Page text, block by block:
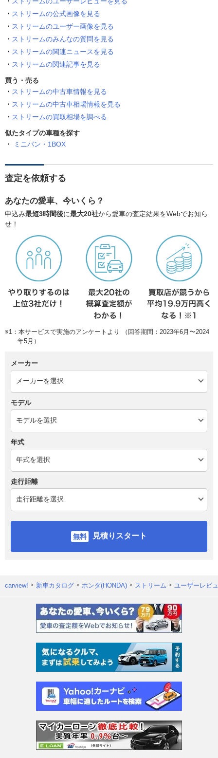
ストリームの公式画像を見る
ストリームのユーザー画像を見る
ストリームのみんなの質問を見る
ストリームの関連ニュースを見る
ストリームの関連記事を見る
買う・売る
ストリームの中古車情報を見る
ストリームの中古車相場情報を見る
ストリームの買取相場を調べる
似たタイプの車種を探す
ミニバン・1BOX
査定を依頼する
あなたの愛車、今いくら？
申込み最短3時間後に最大20社から愛車の査定結果をWebでお知ら
せ！
※1：本サービスで実施のアンケートより （回答期間：2023年6月〜2024
年5月）
メーカー
モデル
年式
走行距離
見積りスタート
carview! 新車カタログ ホンダ(HONDA) ストリーム ユーザーレビ